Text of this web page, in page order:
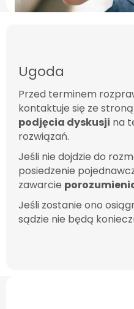
Ugoda
Przed terminem
kontaktuje się ze
podjęcia dyskusji na
rozwiązań.
Jeśli nie dojdzie do
posiedzenie
zawarcie
Jeśli zostanie ono
sądzie nie będą